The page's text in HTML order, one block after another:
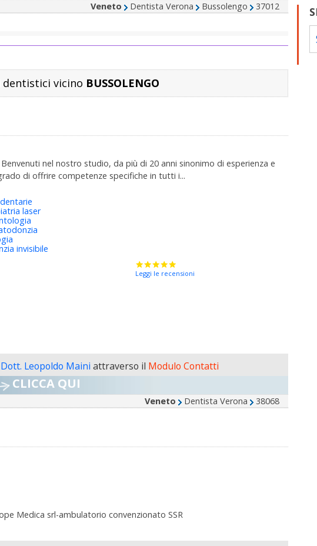
Veneto Dentista Verona Bussolengo 37012
vicino BUSSOLENGO
nel nostro studio, da più di 20 anni sinonimo di esperienza e
di offrire competenze specifiche in tutti i...
laser
invisibile
Leggi le recensioni
Dott. Leopoldo Maini attraverso il Modulo Contatti
CLICCA QUI
Veneto Dentista Verona 38068
Medica srl-ambulatorio convenzionato SSR